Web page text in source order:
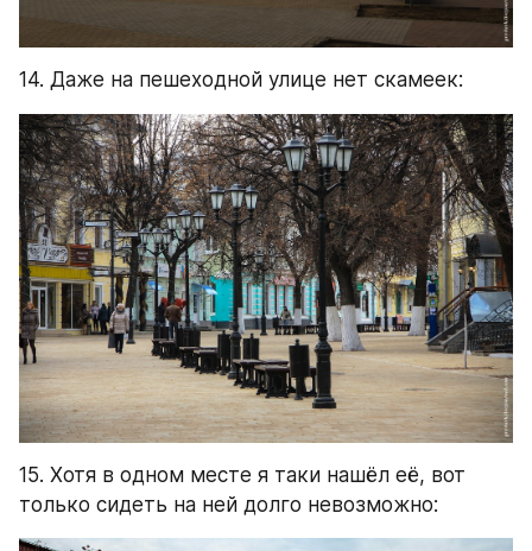
14. Даже на пешеходной улице нет скамеек:
15. Хотя в одном месте я таки нашёл её, вот
только сидеть на ней долго невозможно: